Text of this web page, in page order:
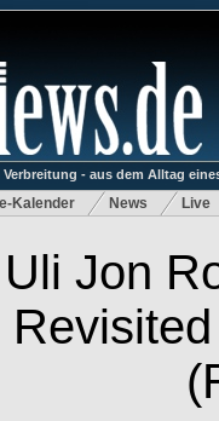
- aus dem Alltag
Kalender News Live
Uli Jon